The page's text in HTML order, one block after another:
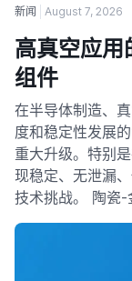
新闻 August 7, 2026
高真空应
组件
在半导体制造、
度和稳定性发展
重大升级。特别
现稳定、无泄漏
技术挑战。 陶瓷